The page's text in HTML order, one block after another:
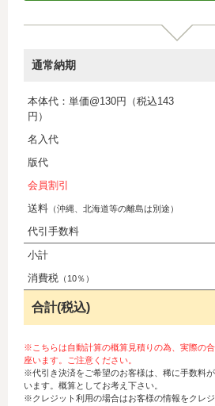
通常納期
本体代：単価@130円（税込143
円）
名入代
版代
会員割引
送料 （沖縄、北海道等の離島は別途）
代引手数料
小計
消費税 （10％）
合計(税込)
※こちらは自動計算の概算見積りの為、実際の
座います。ご注意ください。
※代引き決済をご希望のお客様は、稀に手数料
います。概算としてお考え下さい。
※クレジット利用の場合はお客様の情報をクレ